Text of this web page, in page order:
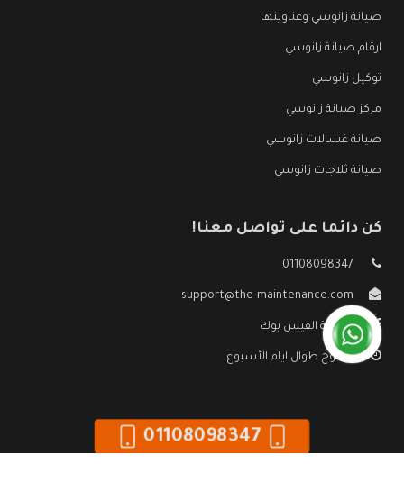
صيانة زانوسي وعناوينها
ارقام صيانة زانوسي
توكيل زانوسي
مركز صيانة زانوسي
صيانة غسالات زانوسي
صيانة ثلاجات زانوسي
كن دائما على تواصل معنا!
01108098347
support@the-maintenance.com
صفحة الفيس بوك
مفتوح طوال ايام الأسبوع
01108098347